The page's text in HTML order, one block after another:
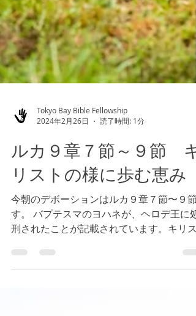
2024年2月26日
読了時間: 1分
ルカ９章７節～９節 キ
リストの様に歩む恵み
今朝のデボーションはルカ９章７節〜９節
刑されたことが記載されています。キリス
も同じように迫害を受ける可能性がありま